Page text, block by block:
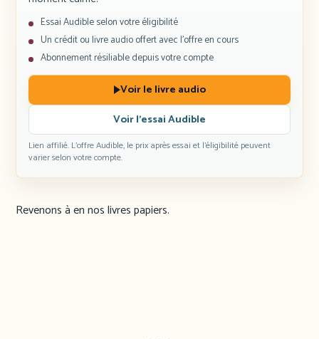
Essai Audible selon votre éligibilité
Un crédit ou livre audio offert avec l’offre en cours
Abonnement résiliable depuis votre compte
Voir le livre audio
Voir l’essai Audible
Lien affilié. L’offre Audible, le prix après essai et l’éligibilité peuvent
varier selon votre compte.
Revenons à en nos livres papiers.